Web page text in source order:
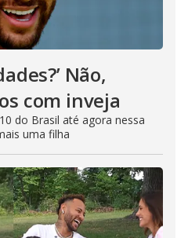
Não,
com inveja
do Brasil até agora nessa
uma filha